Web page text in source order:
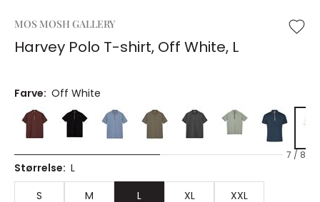
MOS MOSH GALLERY
Harvey Polo T-shirt, Off White, L
Farve: Off White
7 / 8
Størrelse: L
S
M L XL
XXL